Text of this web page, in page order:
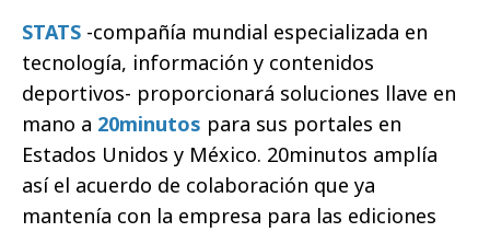
STATS -compañía mundial especializada en
tecnología, información y contenidos
deportivos- proporcionará soluciones llave en
mano a 20minutos para sus portales en
Estados Unidos y México. 20minutos amplía
así el acuerdo de colaboración que ya
mantenía con la empresa para las ediciones